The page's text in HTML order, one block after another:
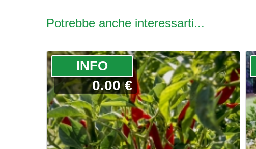
Potrebbe anche interessarti...
­INFO
0.00 €